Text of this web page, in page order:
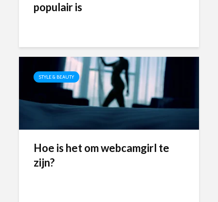
populair is
STYLE & BEAUTY
Hoe is het om webcamgirl te
zijn?